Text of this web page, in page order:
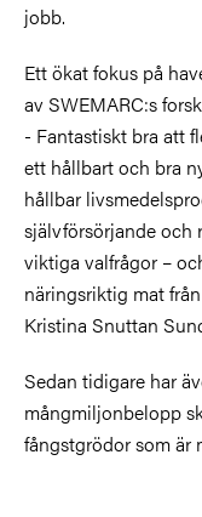
jobb.
Ett ökat fokus på
av SWEMARC:s
- Fantastiskt bra att
ett hållbart och bra
hållbar
självförsörjande och
viktiga valfrågor –
näringsriktig mat
Kristina Snuttan
Sedan tidigare har
mångmiljonbelopp
fångstgrödor som är